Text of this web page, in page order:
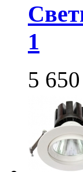
1
5 650